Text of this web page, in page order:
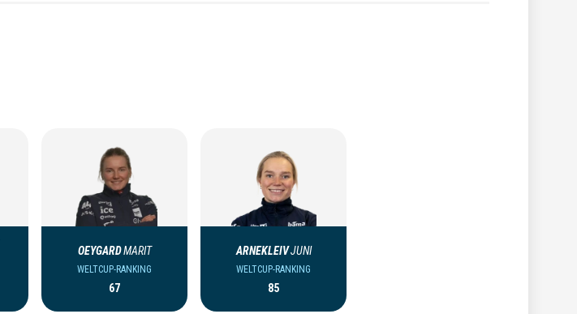
OEYGARDMARIT
WELTCUP-RANKING
67
ARNEKLEIVJUNI
WELTCUP-RANKING
85